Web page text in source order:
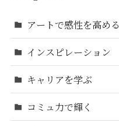
アートで感性を高める
インスピレーション
キャリアを学ぶ
コミュ力で輝く